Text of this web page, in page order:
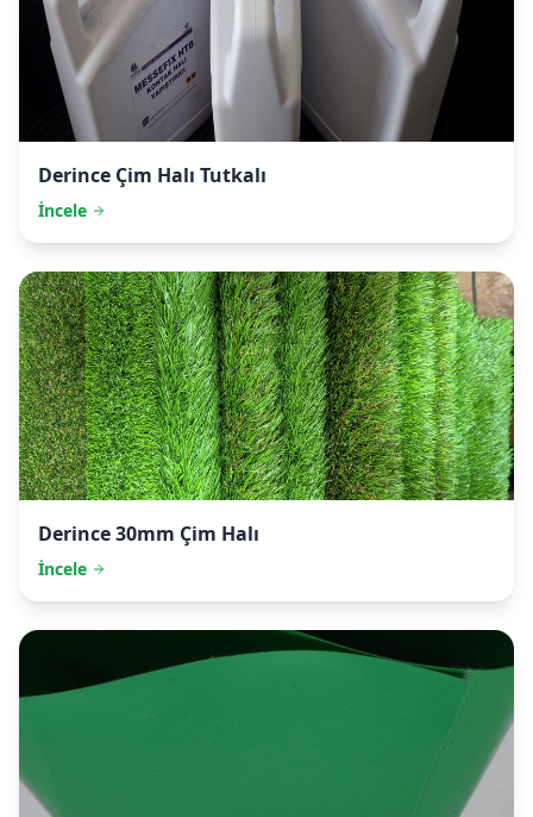
Derince Çim Halı Tutkalı
İncele
Derince30mm Çim Halı
İncele